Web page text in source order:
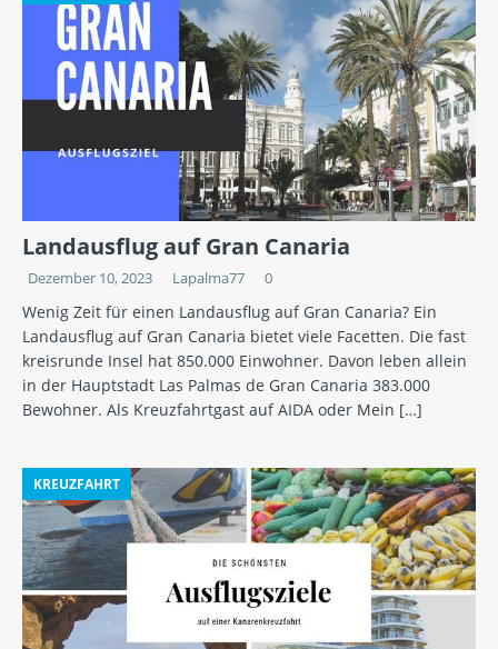
Landausflug auf Gran Canaria
Dezember 10, 2023 Lapalma77 0
Wenig Zeit für einen Landausflug auf Gran Canaria? Ein
Landausflug auf Gran Canaria bietet viele Facetten. Die fast
kreisrunde Insel hat 850.000 Einwohner. Davon leben allein
in der Hauptstadt Las Palmas de Gran Canaria 383.000
Bewohner. Als Kreuzfahrtgast auf AIDA oder Mein […]
KREUZFAHRT